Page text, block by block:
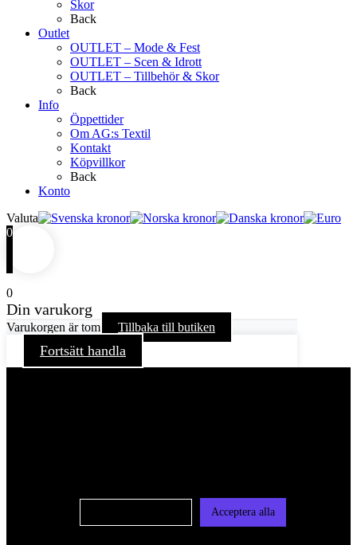
Skor
Back
Outlet
OUTLET – Mode & Fest
OUTLET – Scen & Idrott
OUTLET – Tillbehör & Skor
Back
Info
Öppettider
Om AG:s Textil
Kontakt
Köpvillkor
Back
Konto
Valuta
0
0
Din varukorg
Varukorgen är tom Tillbaka till butiken
Fortsätt handla
Acceptera alla